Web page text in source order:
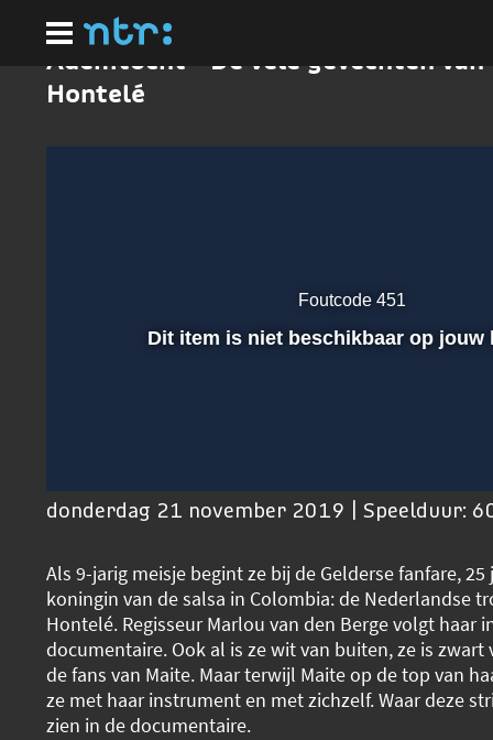
hoofdinhoud
Ademtocht - De vele gevechten van
Hontelé
Afspelen
Foutcode 451
Dit item is niet beschikbaar op jouw
donderdag 21 november 2019 | Speelduur:
Als 9-jarig meisje begint ze bij de Gelderse fanfare, 25
koningin van de salsa in Colombia: de Nederlandse
Hontelé. Regisseur Marlou van den Berge volgt haar
documentaire. Ook al is ze wit van buiten, ze is zwart
de fans van Maite. Maar terwijl Maite op de top van
ze met haar instrument en met zichzelf. Waar deze
zien in de documentaire.